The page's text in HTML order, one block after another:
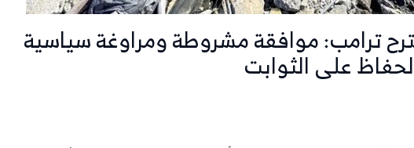
ترامب: موافقة مشروطة ومراوغة سياسية
على الثوابت